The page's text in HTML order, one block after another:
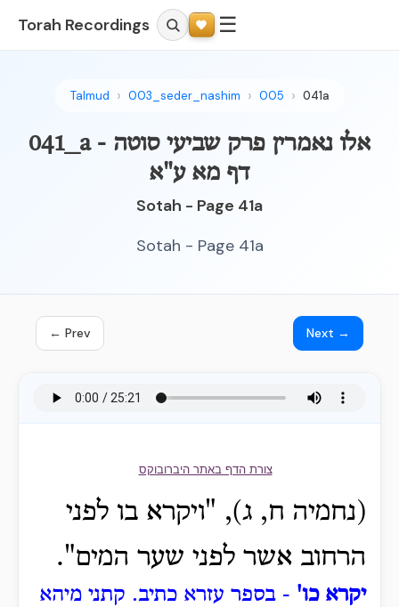
Torah Recordings ☰
Talmud 003_seder_nashim 005 041a
041_a - אלו נאמרין פרק שביעי סוטה
דף מא ע"א
Sotah - Page 41a
Sotah - Page 41a
← Prev Next →
צורת הדף באתר היברובוקס
(נחמיה ח, ג), "ויקרא בו לפני
הרחוב אשר לפני שער המים".
יקרא כו' - בספר עזרא כתיב. קתני מיהא